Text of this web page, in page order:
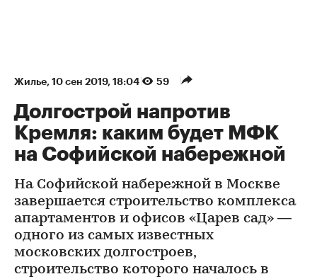
Жилье⁠, 10 сен 2019, 18:04 59
Долгострой напротив
Кремля: каким будет МФК
на Софийской набережной
На Софийской набережной в Москве
завершается строительство комплекса
апартаментов и офисов «Царев сад» —
одного из самых известных
московских долгостроев,
строительство которого началось в